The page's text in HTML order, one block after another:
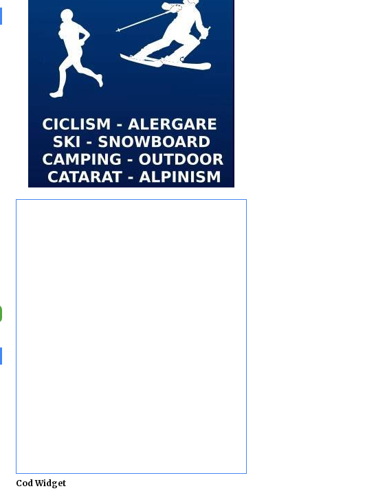
Cod Widget